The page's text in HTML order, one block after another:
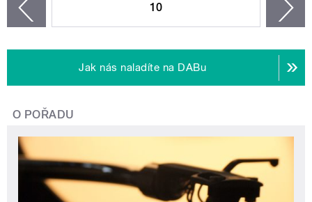
10
Jak nás naladíte na DABu
O POŘADU